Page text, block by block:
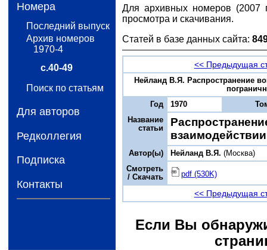
Номера
Последний выпуск
Архив номеров
1970-4
с.40-49
Поиск по статьям
Для авторов
Редколлегия
Подписка
Контакты
Для архивных номеров (2007
просмотра и скачивания.
Статей в базе данных сайта:
<< Предыдущая
Нейланд B.Я. Распространение
Год
1970
Название
статьи
Автор(ы) Нейланд B.Я. (Москва)
Смотреть
/ Скачать
pdf (530K)
<< Предыдущая
Если Вы